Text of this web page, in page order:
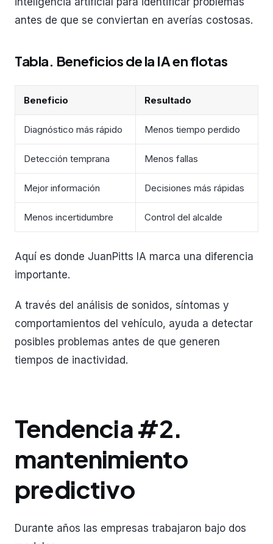
antes de que se conviertan en averías costosas.
Tabla. Beneficios de la IA en flotas
Beneficio Resultado
Diagnóstico más rápido Menos tiempo perdido
Detección temprana Menos fallas
Mejor información Decisiones más rápidas
Menos incertidumbre Control del alcalde
Aquí es donde JuanPitts IA marca una diferencia
importante.
A través del análisis de sonidos, síntomas y
comportamientos del vehículo, ayuda a detectar
posibles problemas antes de que generen
tiempos de inactividad.
Tendencia #2.
mantenimiento
predictivo
Durante años las empresas trabajaron bajo dos